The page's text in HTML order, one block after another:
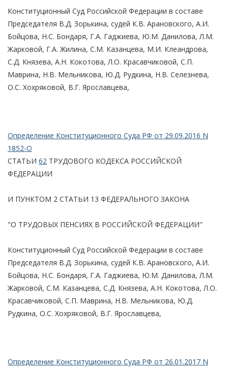
Конституционный Суд Российской Федерации в составе
Председателя В.Д. Зорькина, судей К.В. Арановского, А.И.
Бойцова, Н.С. Бондаря, Г.А. Гаджиева, Ю.М. Данилова, Л.М.
Жарковой, Г.А. Жилина, С.М. Казанцева, М.И. Клеандрова,
С.Д. Князева, А.Н. Кокотова, Л.О. Красавчиковой, С.П.
Маврина, Н.В. Мельникова, Ю.Д. Рудкина, Н.В. Селезнева,
О.С. Хохряковой, В.Г. Ярославцева,
Определение Конституционного Суда РФ от 29.09.2016 N
1852-О
СТАТЬИ 62 ТРУДОВОГО КОДЕКСА РОССИЙСКОЙ
ФЕДЕРАЦИИ
И ПУНКТОМ 2 СТАТЬИ 13 ФЕДЕРАЛЬНОГО ЗАКОНА
"О ТРУДОВЫХ ПЕНСИЯХ В РОССИЙСКОЙ ФЕДЕРАЦИИ"
Конституционный Суд Российской Федерации в составе
Председателя В.Д. Зорькина, судей К.В. Арановского, А.И.
Бойцова, Н.С. Бондаря, Г.А. Гаджиева, Ю.М. Данилова, Л.М.
Жарковой, С.М. Казанцева, С.Д. Князева, А.Н. Кокотова, Л.О.
Красавчиковой, С.П. Маврина, Н.В. Мельникова, Ю.Д.
Рудкина, О.С. Хохряковой, В.Г. Ярославцева,
Определение Конституционного Суда РФ от 26.01.2017 N